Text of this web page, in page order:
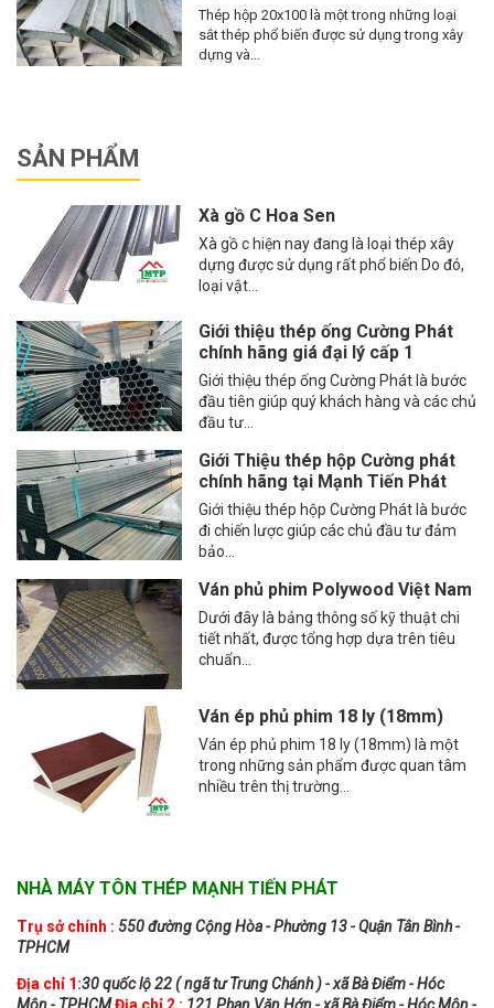
Thép hộp 20x100 là một trong những loại
sắt thép phổ biến được sử dụng trong xây
dựng và...
SẢN PHẨM
Xà gồ C Hoa Sen
Xà gồ c hiện nay đang là loại thép xây
dựng được sử dụng rất phổ biến Do đó,
loại vật...
Giới thiệu thép ống Cường Phát
chính hãng giá đại lý cấp 1
Giới thiệu thép ống Cường Phát là bước
đầu tiên giúp quý khách hàng và các chủ
đầu tư...
Giới Thiệu thép hộp Cường phát
chính hãng tại Mạnh Tiến Phát
Giới thiệu thép hộp Cường Phát là bước
đi chiến lược giúp các chủ đầu tư đảm
bảo...
Ván phủ phim Polywood Việt Nam
Dưới đây là bảng thông số kỹ thuật chi
tiết nhất, được tổng hợp dựa trên tiêu
chuẩn...
Ván ép phủ phim 18 ly (18mm)
Ván ép phủ phim 18 ly (18mm) là một
trong những sản phẩm được quan tâm
nhiều trên thị trường...
NHÀ MÁY TÔN THÉP MẠNH TIẾN PHÁT
Trụ sở chính : 550 đường Cộng Hòa - Phường 13 - Quận Tân Bình -
TPHCM
Địa chỉ 1:30 quốc lộ 22 ( ngã tư Trung Chánh ) - xã Bà Điểm - Hóc